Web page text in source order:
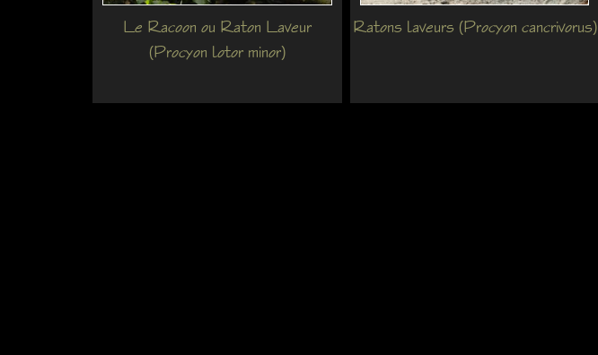
Le Racoon ou Raton Laveur
(Procyon lotor minor)
Ratons laveurs (Procyon cancrivorus)